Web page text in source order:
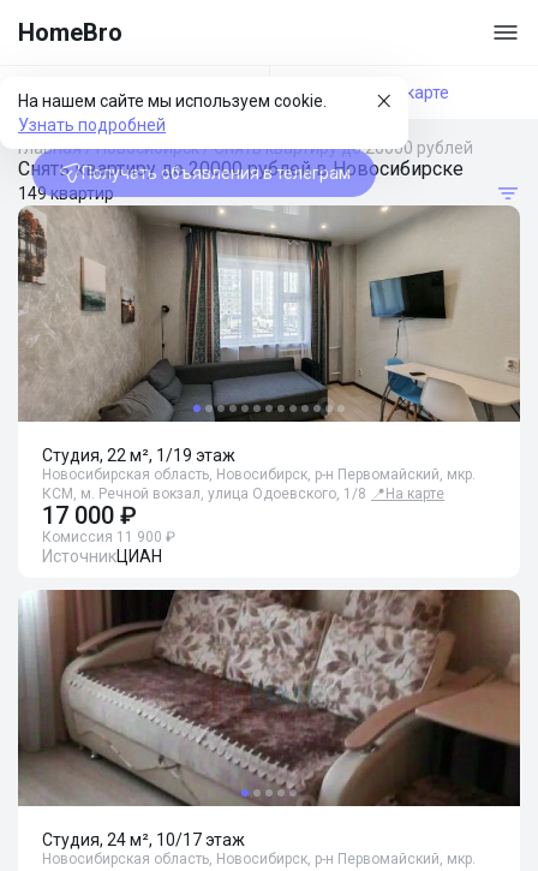
HomeBro
На нашем сайте мы используем cookie.
Узнать подробней
Получать объявления в телеграм
Фильтры На карте
Главная/Новосибирск/Снять квартиру до 20000 рублей
Снять квартиру до 20000 рублей в Новосибирске
149 квартир
Студия, 22 м², 1/19 этаж
Новосибирская область, Новосибирск, р-н Первомайский, мкр.
КСМ, м. Речной вокзал, улица Одоевского, 1/8 📍 На карте
17 000 ₽
Комиссия 11 900 ₽
ИсточникЦИАН
Студия, 24 м², 10/17 этаж
Новосибирская область, Новосибирск, р-н Первомайский, мкр.